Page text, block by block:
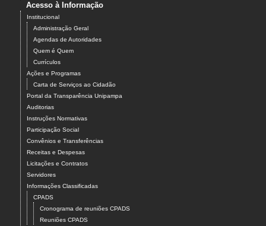
Acesso à Informação
Institucional
Administração Geral
Agendas de Autoridades
Quem é Quem
Currículos
Ações e Programas
Carta de Serviços ao Cidadão
Portal da Transparência Unipampa
Auditorias
Instruções Normativas
Participação Social
Convênios e Transferências
Receitas e Despesas
Licitações e Contratos
Servidores
Informações Classificadas
CPADS
Cronograma de reuniões CPADS
Reuniões CPADS